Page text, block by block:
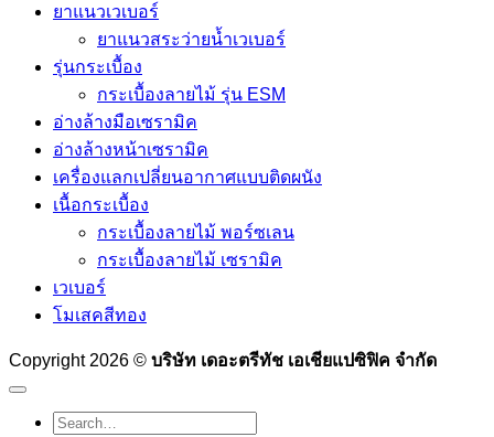
ยาแนวเวเบอร์
ยาแนวสระว่ายน้ำเวเบอร์
รุ่นกระเบื้อง
กระเบื้องลายไม้ รุ่น ESM
อ่างล้างมือเซรามิค
อ่างล้างหน้าเซรามิค
เครื่องแลกเปลี่ยนอากาศแบบติดผนัง
เนื้อกระเบื้อง
กระเบื้องลายไม้ พอร์ซเลน
กระเบื้องลายไม้ เซรามิค
เวเบอร์
โมเสคสีทอง
Copyright 2026 © บริษัท เดอะตรีทัช เอเชียแปซิฟิค จำกัด
Search